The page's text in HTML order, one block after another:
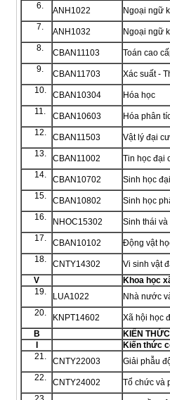
6.
ANH1022
Ngoại ngữ
7.
ANH1032
Ngoại ngữ
8.
CBAN11103
Toán cao
9.
CBAN11703
Xác suất -
10.
CBAN10304
Hóa học
11.
CBAN10603
Hóa phân
12.
CBAN11503
Vật lý đại
13.
CBAN11002
Tin học đại
14.
CBAN10702
Sinh học
15.
CBAN10802
Sinh học
16.
NHOC15302
Sinh thái
17.
CBAN10102
Động vật
18.
CNTY14302
Vi sinh vật
V
Khoa học
19.
LUA1022
Nhà nước
20.
KNPT14602
Xã hội học
B
KIẾN
Kiến thức
21.
CNTY22003
Giải phẫu
22.
CNTY24002
Tổ chức và